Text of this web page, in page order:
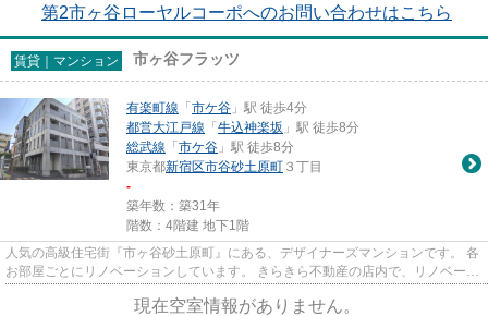
第2市ヶ谷ローヤルコーポへのお問い合わせはこちら
賃貸｜マンション 市ヶ谷フラッツ
有楽町線 「 市ケ谷 」駅 徒歩4分
都営大江戸線 「 牛込神楽坂 」駅 徒歩8分
総武線 「 市ケ谷 」駅 徒歩8分
東京都新宿区市谷砂土原町 ３丁目
-
築年数：築31年
階数：4階建 地下1階
人気の高級住宅街『市ヶ谷砂土原町』にある、デザイナーズマンションです。 各
お部屋ごとにリノベーションしています。 きらきら不動産の店内で、リノベーシ
現在空室情報がありません。